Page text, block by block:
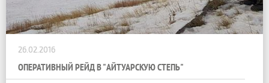
26.02.2016
ОПЕРАТИВНЫЙ РЕЙД В "АЙТУАРСКУЮ СТЕПЬ"